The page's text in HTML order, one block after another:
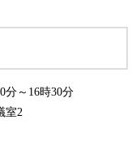
～16時30分
室2